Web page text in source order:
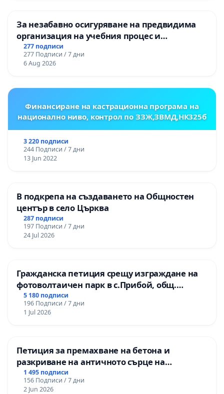
За незабавно осигуряване на предвидима
организация на учебния процес и
гарантиране на правото на равнопоставено
и качествено образование на учениците от
ОУ „Княз Александър I“ и Хуманитарна
277 подписи
277 Подписи / 7 дни
6 Aug 2026
Финансиране на кастрационна програма на
национално ниво, контрол по ЗЗЖ,ЗВМД,НК325б
3 220 подписи
244 Подписи / 7 дни
13 Jun 2022
В подкрепа на създаването на Общностен
център в село Църква
287 подписи
197 Подписи / 7 дни
24 Jul 2026
Гражданска петиция срещу изграждане на
фотоволтаичен парк в с.Прибой, общ.
Радомир
5 180 подписи
196 Подписи / 7 дни
1 Jul 2026
Петиция за премахване на бетона и
разкриване на античното сърце на
Могиланската могила във Враца
1 495 подписи
156 Подписи / 7 дни
2 Jun 2026